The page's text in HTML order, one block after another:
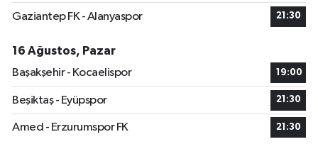
Gaziantep FK - Alanyaspor 21:30
16 Ağustos, Pazar
Başakşehir - Kocaelispor
19:00
Beşiktaş - Eyüpspor 21:30
Amed - Erzurumspor FK 21:30